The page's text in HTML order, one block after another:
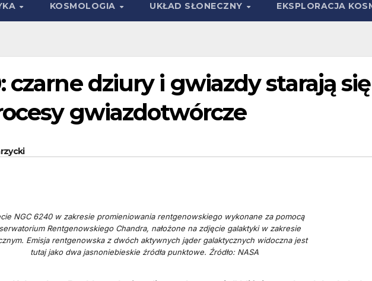
KOSMOLOGIA UKŁAD SŁONECZNY EKSPLORACJA
czarne dziury i gwiazdy starają się
gwiazdotwórcze
NGC 6240 w zakresie promieniowania rentgenowskiego wykonane za pomocą
Rentgenowskiego Chandra, nałożone na zdjęcie galaktyki w zakresie
Emisja rentgenowska z dwóch aktywnych jąder galaktycznych widoczna jest
tutaj jako dwa jasnoniebieskie źródła punktowe. Źródło: NASA